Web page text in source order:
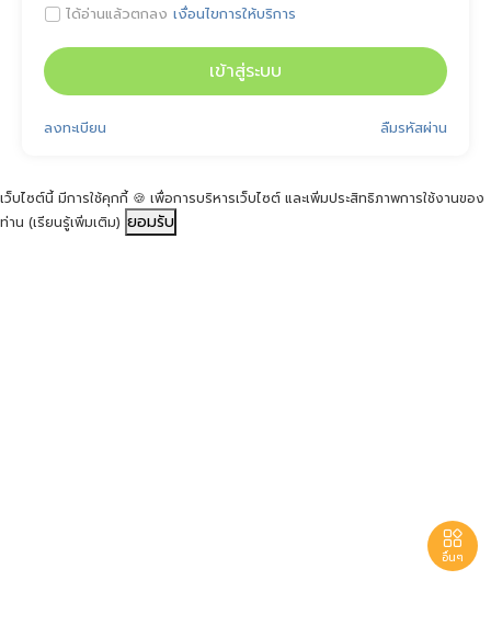
 ได้อ่านแล้วตกลง เงื่อนไขการให้บริการ
เข้าสู่ระบบ
ลืมรหัสผ่าน
ลงทะเบียน

อื่นๆ
เว็บไซต์นี้ มีการใช้คุกกี้ 🍪 เพื่อการบริหารเว็บไซต์ และเพิ่มประสิทธิภาพการใช้งานของ
ท่าน (เรียนรู้เพิ่มเติม) ยอมรับ